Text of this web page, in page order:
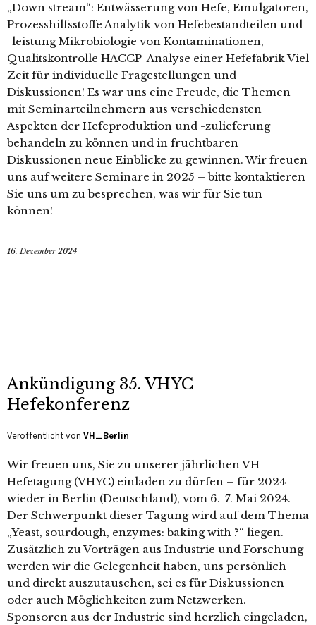
„Down stream“: Entwässerung von Hefe, Emulgatoren,
Prozesshilfsstoffe Analytik von Hefebestandteilen und
-leistung Mikrobiologie von Kontaminationen,
Qualitskontrolle HACCP-Analyse einer Hefefabrik Viel
Zeit für individuelle Fragestellungen und
Diskussionen! Es war uns eine Freude, die Themen
mit Seminarteilnehmern aus verschiedensten
Aspekten der Hefeproduktion und -zulieferung
behandeln zu können und in fruchtbaren
Diskussionen neue Einblicke zu gewinnen. Wir freuen
uns auf weitere Seminare in 2025 – bitte kontaktieren
Sie uns um zu besprechen, was wir für Sie tun
können!
16. Dezember 2024
Ankündigung 35. VHYC
Hefekonferenz
Veröffentlicht von VH_Berlin
Wir freuen uns, Sie zu unserer jährlichen VH
Hefetagung (VHYC) einladen zu dürfen – für 2024
wieder in Berlin (Deutschland), vom 6.-7. Mai 2024.
Der Schwerpunkt dieser Tagung wird auf dem Thema
„Yeast, sourdough, enzymes: baking with ?“ liegen.
Zusätzlich zu Vorträgen aus Industrie und Forschung
werden wir die Gelegenheit haben, uns persönlich
und direkt auszutauschen, sei es für Diskussionen
oder auch Möglichkeiten zum Netzwerken.
Sponsoren aus der Industrie sind herzlich eingeladen,